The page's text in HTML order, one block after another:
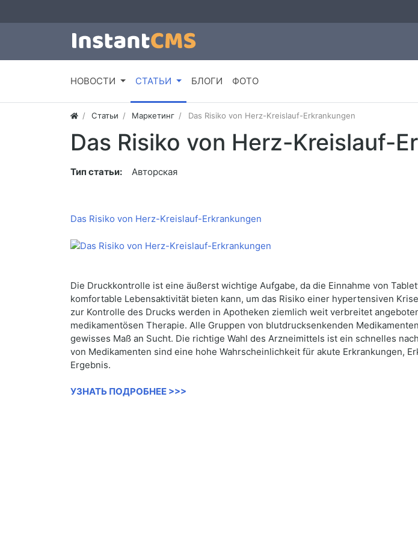
НОВОСТИ СТАТЬИ БЛОГИ ФОТО
Статьи Маркетинг Das Risiko von Herz-Kreislauf-Erkrankungen
Das Risiko von Herz-Kreislauf-
Тип статьи: Авторская
Das Risiko von Herz-Kreislauf-Erkrankungen
Die Druckkontrolle ist eine äußerst wichtige Aufgabe, da die Einnahme von
komfortable Lebensaktivität bieten kann, um das Risiko einer hypertensiven
zur Kontrolle des Drucks werden in Apotheken ziemlich weit verbreitet
medikamentösen Therapie. Alle Gruppen von blutdrucksenkenden
gewisses Maß an Sucht. Die richtige Wahl des Arzneimittels ist ein schnelles
von Medikamenten sind eine hohe Wahrscheinlichkeit für akute Erkrankungen,
Ergebnis.
УЗНАТЬ ПОДРОБНЕЕ >>>